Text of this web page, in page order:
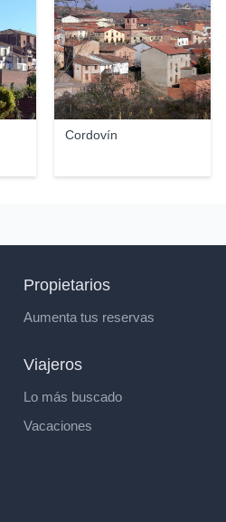
Cordovín
Propietarios
Aumenta tus reservas
Viajeros
Lo más buscado
Vacaciones